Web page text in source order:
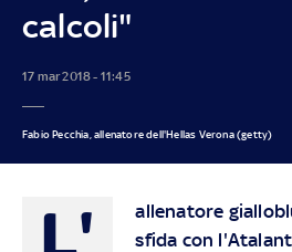
calcoli"
17 mar 2018 - 11:45
Fabio Pecchia, allenatore dell'Hellas Verona (getty)
L'
allenatore
sfida con